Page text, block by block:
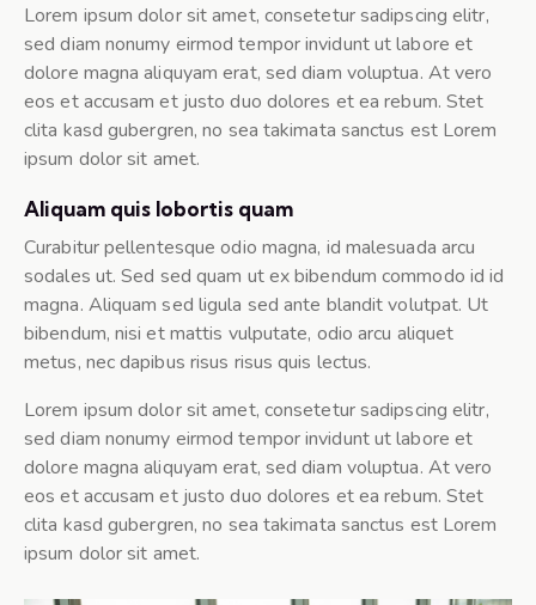
Lorem ipsum dolor sit amet, consetetur sadipscing elitr,
sed diam nonumy eirmod tempor invidunt ut labore et
dolore magna aliquyam erat, sed diam voluptua. At vero
eos et accusam et justo duo dolores et ea rebum. Stet
clita kasd gubergren, no sea takimata sanctus est Lorem
ipsum dolor sit amet.
Aliquam quis lobortis quam
Curabitur pellentesque odio magna, id malesuada arcu
sodales ut. Sed sed quam ut ex bibendum commodo id id
magna. Aliquam sed ligula sed ante blandit volutpat. Ut
bibendum, nisi et mattis vulputate, odio arcu aliquet
metus, nec dapibus risus risus quis lectus.
Lorem ipsum dolor sit amet, consetetur sadipscing elitr,
sed diam nonumy eirmod tempor invidunt ut labore et
dolore magna aliquyam erat, sed diam voluptua. At vero
eos et accusam et justo duo dolores et ea rebum. Stet
clita kasd gubergren, no sea takimata sanctus est Lorem
ipsum dolor sit amet.